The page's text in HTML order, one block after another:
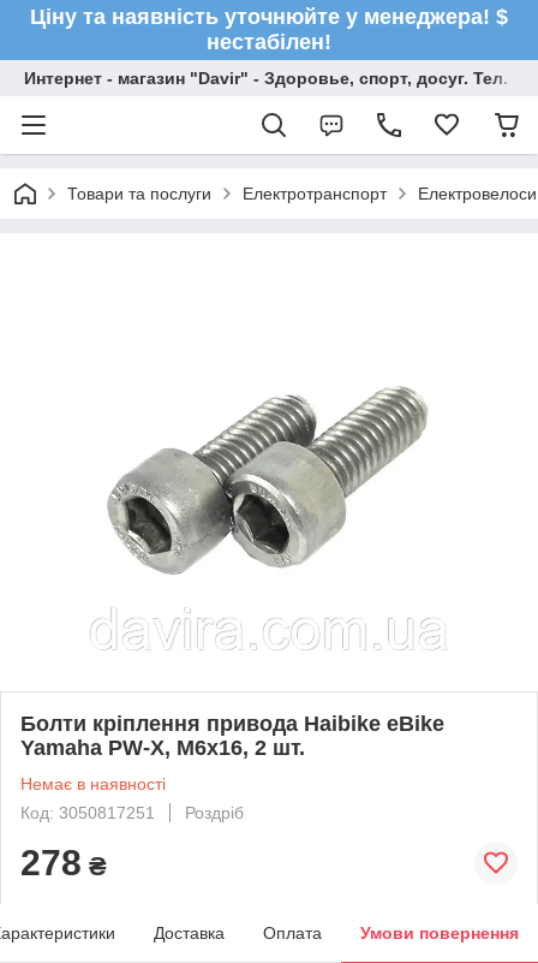
Ціну та наявність уточнюйте у менеджера! $
нестабілен!
Интернет - магазин "Davir" - Здоровье, спорт, досуг. Тел.
Товари та послуги Електротранспорт
Болти кріплення привода Haibike eBike
Yamaha PW-X, M6x16, 2 шт.
Немає в наявності
Код: 3050817251
Роздріб
278 ₴
Доставка Оплата Умови повернення